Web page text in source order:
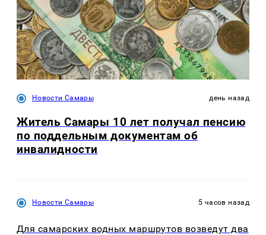
Новости Самары день назад
Житель Самары 10 лет получал пенсию
по поддельным документам об
инвалидности
Новости Самары 5 часов назад
Для самарских водных маршрутов возведут два